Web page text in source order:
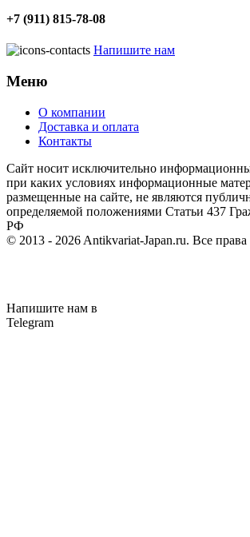
+7 (911) 815-78-08
Напишите нам
Меню
О компании
Доставка и оплата
Контакты
Cайт носит исключительно
при каких условиях информационные
размещенные на сайте, не являются
определяемой положениями Статьи 437
РФ
© 2013 - 2026 Antikvariat-Japan.ru. Все
Напишите нам в
Telegram